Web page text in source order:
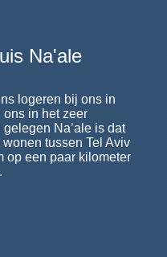
Na'ale
logeren bij ons in
in het zeer
Na’ale is dat
tussen Tel Aviv
op een paar kilometer